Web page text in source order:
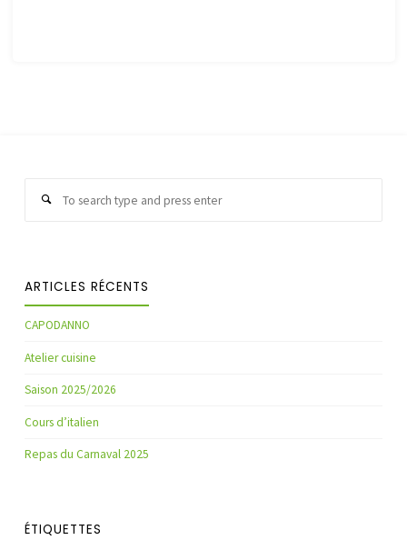
Search
ARTICLES RÉCENTS
CAPODANNO
Atelier cuisine
Saison 2025/2026
Cours d’italien
Repas du Carnaval 2025
ÉTIQUETTES